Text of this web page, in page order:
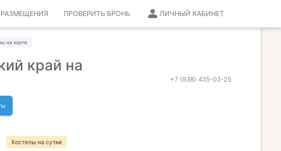
ЛИЧНЫЙ КАБИНЕТ
ПРОВЕРИТЬ БРОНЬ
на карте
+7 (938) 435-03-25
край на
Хостелы на сутки